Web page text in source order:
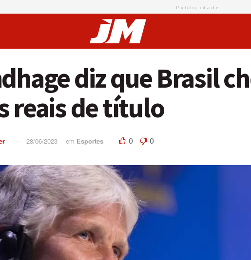
Publicidade
diz que Brasil
reais de título
28/06/2023 em Esportes 0 0